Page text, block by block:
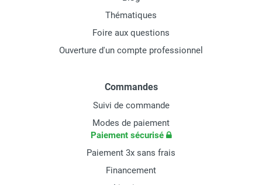
Thématiques
Foire aux questions
Ouverture d'un compte professionnel
Commandes
Suivi de commande
Modes de paiement
Paiement sécurisé
Paiement 3x sans frais
Financement